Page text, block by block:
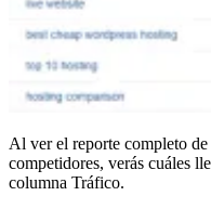
Al ver el reporte completo
competidores, verás cuáles
columna Tráfico.